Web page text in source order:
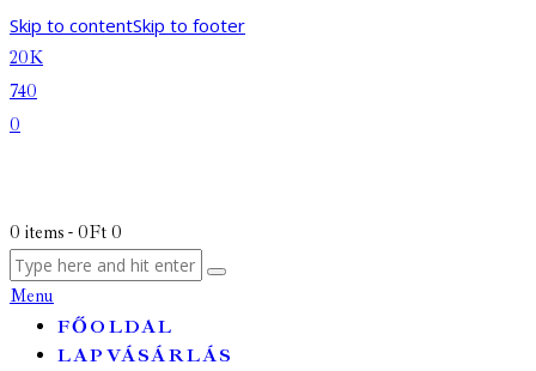
Skip to contentSkip to footer
20K
740
0
0 items - 0Ft 0
Menu
FŐOLDAL
LAPVÁSÁRLÁS